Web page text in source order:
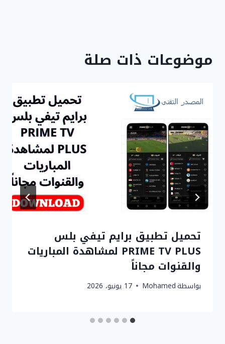
موضوعات ذات صلة
تحميل تطبيق برايم تيفي بلس
PRIME TV PLUS لمشاهدة المباريات
والقنوات مجاناً
بواسطةMohamed 17 يونيو، 2026